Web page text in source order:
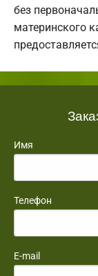
без
материнского
Имя
Телефон
E-mail